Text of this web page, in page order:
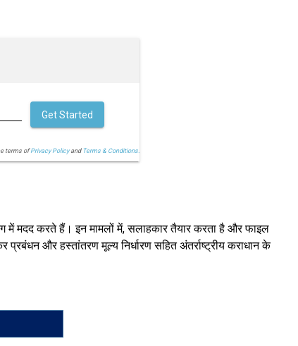
terms ofPrivacy Policyand Terms & Conditions.
Get Started
में मदद करते हैं। इन मामलों में, सलाहकार तैयार करता है और फाइल
और हस्तांतरण मूल्य निर्धारण सहित अंतर्राष्ट्रीय कराधान के